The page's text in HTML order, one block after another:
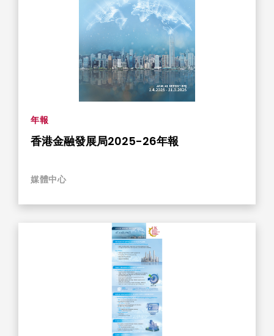
年報
香港金融發展局2025-26年報
媒體中心